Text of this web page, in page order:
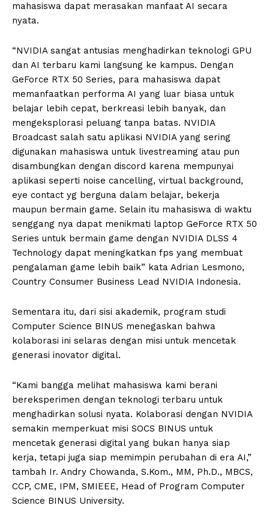
mahasiswa dapat merasakan manfaat AI secara
nyata.
“NVIDIA sangat antusias menghadirkan teknologi GPU
dan AI terbaru kami langsung ke kampus. Dengan
GeForce RTX 50 Series, para mahasiswa dapat
memanfaatkan performa AI yang luar biasa untuk
belajar lebih cepat, berkreasi lebih banyak, dan
mengeksplorasi peluang tanpa batas. NVIDIA
Broadcast salah satu aplikasi NVIDIA yang sering
digunakan mahasiswa untuk livestreaming atau pun
disambungkan dengan discord karena mempunyai
aplikasi seperti noise cancelling, virtual background,
eye contact yg berguna dalam belajar, bekerja
maupun bermain game. Selain itu mahasiswa di waktu
senggang nya dapat menikmati laptop GeForce RTX 50
Series untuk bermain game dengan NVIDIA DLSS 4
Technology dapat meningkatkan fps yang membuat
pengalaman game lebih baik” kata Adrian Lesmono,
Country Consumer Business Lead NVIDIA Indonesia.
Sementara itu, dari sisi akademik, program studi
Computer Science BINUS menegaskan bahwa
kolaborasi ini selaras dengan misi untuk mencetak
generasi inovator digital.
“Kami bangga melihat mahasiswa kami berani
bereksperimen dengan teknologi terbaru untuk
menghadirkan solusi nyata. Kolaborasi dengan NVIDIA
semakin memperkuat misi SOCS BINUS untuk
mencetak generasi digital yang bukan hanya siap
kerja, tetapi juga siap memimpin perubahan di era AI,”
tambah Ir. Andry Chowanda, S.Kom., MM, Ph.D., MBCS,
CCP, CME, IPM, SMIEEE, Head of Program Computer
Science BINUS University.